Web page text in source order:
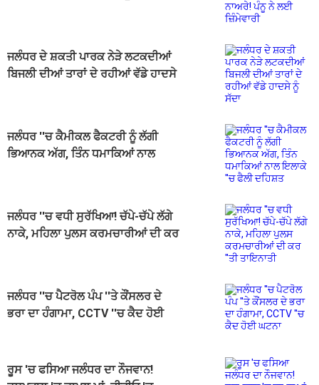
ਜਲੰਧਰ ਦੇ ਸ਼ਕਤੀ ਪਾਰਕ ਨੇੜੇ ਲਟਕਦੀਆਂ
ਬਿਜਲੀ ਦੀਆਂ ਤਾਰਾਂ ਦੇ ਰਹੀਆਂ ਵੱਡੇ ਹਾਦਸੇ
ਜਲੰਧਰ ''ਚ ਕੈਮੀਕਲ ਫੈਕਟਰੀ ਨੂੰ ਲੱਗੀ
ਭਿਆਨਕ ਅੱਗ, ਤਿੰਨ ਧਮਾਕਿਆਂ ਨਾਲ
ਜਲੰਧਰ ''ਚ ਵਧੀ ਸੁਰੱਖਿਆ! ਚੱਪੇ-ਚੱਪੇ ਲੱਗੇ
ਨਾਕੇ, ਮਹਿਲਾ ਪੁਲਸ ਕਰਮਚਾਰੀਆਂ ਦੀ ਕਰ
ਜਲੰਧਰ ''ਚ ਪੈਟਰੋਲ ਪੰਪ ''ਤੇ ਕੌਂਸਲਰ ਦੇ
ਭਰਾ ਦਾ ਹੰਗਾਮਾ, CCTV ''ਚ ਕੈਦ ਹੋਈ
ਰੂਸ 'ਚ ਫਸਿਆ ਜਲੰਧਰ ਦਾ ਨੌਜਵਾਨ!